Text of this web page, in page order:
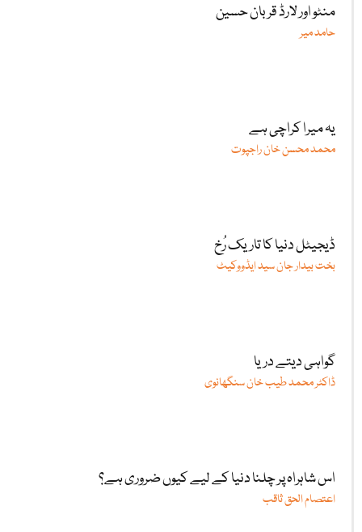
منٹو اور لارڈ قربان حسین
حامد میر
یہ میرا کراچی ہے
محمد محسن خان راجپوت
ڈیجیٹل دنیا کا تاریک رُخ
بخت بیدار جان سید ایڈووکیٹ
گواہی دیتے دریا
ڈاکٹر محمد طیب خان سنگھانوی
اس شاہراہ پر چلنا دنیا کے لیے کیوں ضروری ہے؟
اعتصام الحق ثاقب